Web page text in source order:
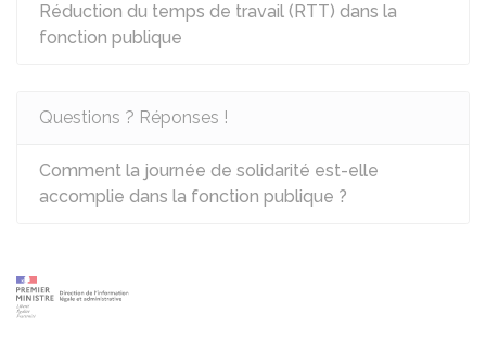
Réduction du temps de travail (RTT) dans la
fonction publique
Questions ? Réponses !
Comment la journée de solidarité est-elle
accomplie dans la fonction publique ?